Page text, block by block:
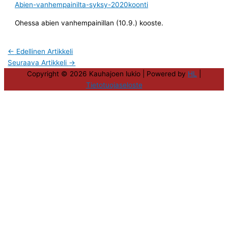
Abien-vanhempainilta-syksy-2020koonti
Ohessa abien vanhempainillan (10.9.) kooste.
← Edellinen Artikkeli
Seuraava Artikkeli →
Copyright © 2026 Kauhajoen lukio | Powered by HL
Tietotuojaseloste